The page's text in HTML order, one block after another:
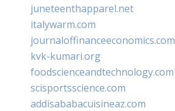
juneteenthapparel.net
italywarm.com
journaloffinanceeconomics.com
kvk-kumari.org
foodscienceandtechnology.com
scisportsscience.com
addisababacuisineaz.com